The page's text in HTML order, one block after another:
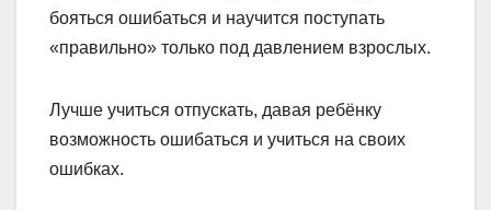
бояться ошибаться и научится поступать
«правильно» только под давлением взрослых.
Лучше учиться отпускать, давая ребёнку
возможность ошибаться и учиться на своих
ошибках.